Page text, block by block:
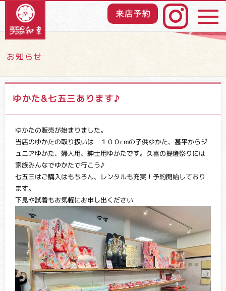
取り扱い商品
振袖お買上げプラン
振袖レンタルプラン
思い出振袖 和幸の成人式
お手入れ
レンタル
店舗案内
お問い合わせ
お知らせ
ゆかた&七五三あります♪
ゆかたの販売が始まりました。
当店のゆかたの取り扱いは １００cmの子供ゆかた、甚平からジ
ュニアゆかた、婦人用、紳士用ゆかたです。久喜の提燈祭りには
家族みんなでゆかたで行こう♪
七五三はご購入はもちろん、レンタルも充実！予約開始しており
ます。
下見や試着もお気軽にお申し出ください